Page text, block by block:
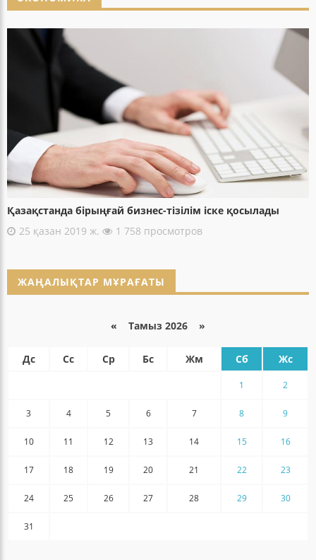
Қазақстанда бірыңғай бизнес-тізілім іске қосылады
25 қазан 2019 ж.
1 758 просмотров
ЖАҢАЛЫҚТАР МҰРАҒАТЫ
« Тамыз 2026 »
Дс Сс Ср Бс Жм Сб Жс
1 2
3 4 5 6 7 8 9
10 11 12 13 14 15 16
17 18 19 20 21 22 23
24 25 26 27 28 29 30
31